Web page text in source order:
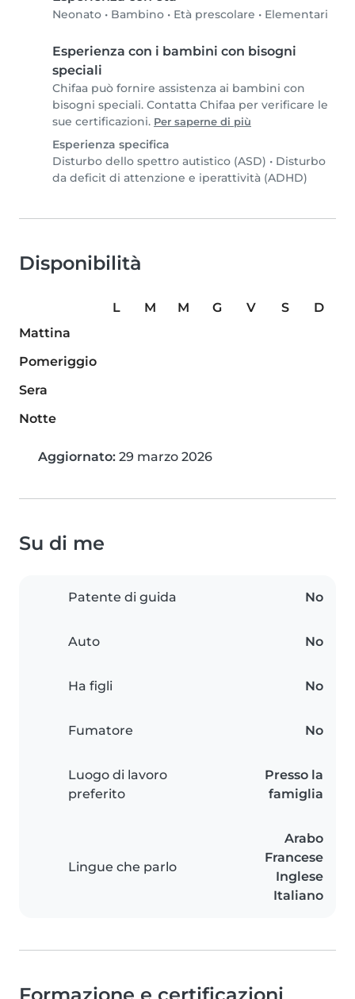
Neonato • Bambino • Età prescolare • Elementari
Esperienza con i bambini con bisogni
speciali
Chifaa può fornire assistenza ai bambini con
bisogni speciali. Contatta Chifaa per verificare le
sue certificazioni. Per saperne di più
Esperienza specifica
Disturbo dello spettro autistico (ASD) • Disturbo
da deficit di attenzione e iperattività (ADHD)
Disponibilità
L M M G V S
D
Mattina
Pomeriggio
Sera
Notte
Aggiornato: 29 marzo 2026
Su di me
Patente di guida No
Auto No
Ha figli No
Fumatore No
Luogo di lavoro
preferito
Presso la
famiglia
Lingue che parlo
Arabo
Francese
Inglese
Italiano